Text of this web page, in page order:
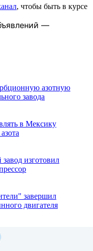
, чтобы быть в курсе
—
азотную
завода
в Мексику
изготовил
завершил
двигателя